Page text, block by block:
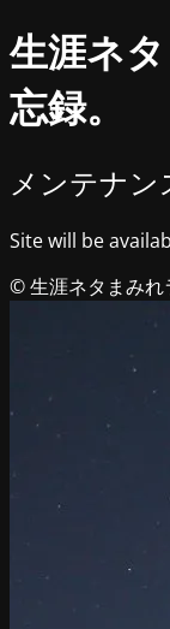
生涯ネ
忘録。
メンテナン
Site will be
© 生涯ネタまみれ